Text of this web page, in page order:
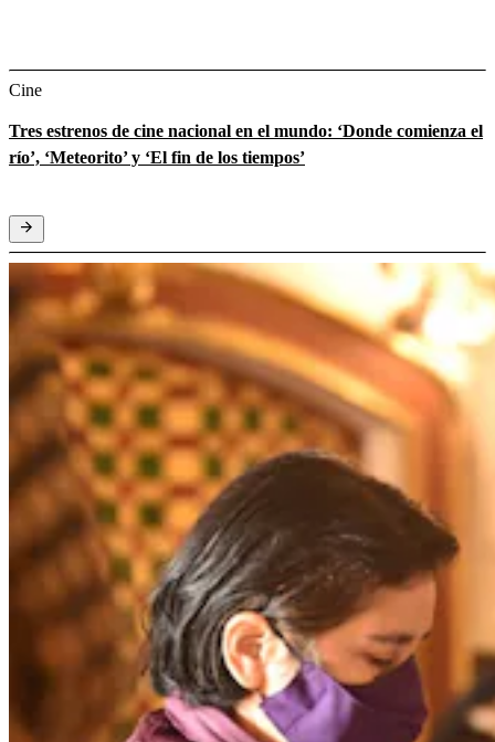
Cine
Tres estrenos de cine nacional en el mundo: ‘Donde comienza el
río’, ‘Meteorito’ y ‘El fin de los tiempos’